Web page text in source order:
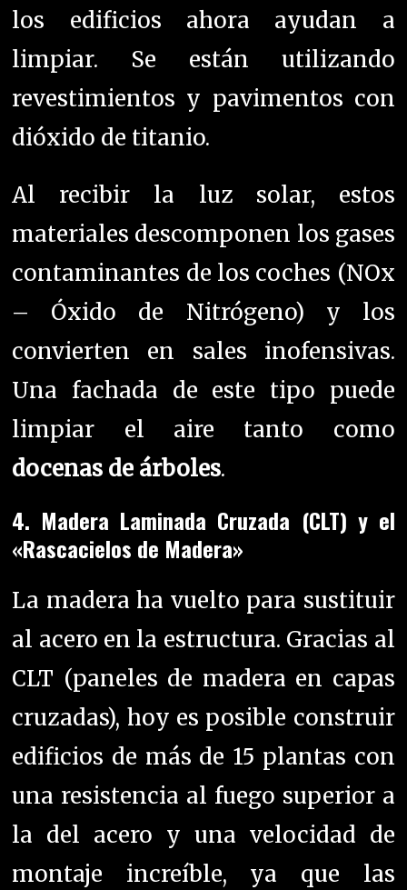
los edificios ahora ayudan a
limpiar. Se están utilizando
revestimientos y pavimentos con
dióxido de titanio.
Al recibir la luz solar, estos
materiales descomponen los gases
contaminantes de los coches (NOx
– Óxido de Nitrógeno) y los
convierten en sales inofensivas.
Una fachada de este tipo puede
limpiar el aire tanto como
docenas de árboles.
4. Madera Laminada Cruzada (CLT) y el
«Rascacielos de Madera»
La madera ha vuelto para sustituir
al acero en la estructura. Gracias al
CLT (paneles de madera en capas
cruzadas), hoy es posible construir
edificios de más de 15 plantas con
una resistencia al fuego superior a
la del acero y una velocidad de
montaje increíble, ya que las